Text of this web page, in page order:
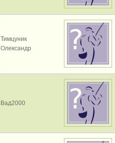
Тимцуник
Олександр
Вад2000